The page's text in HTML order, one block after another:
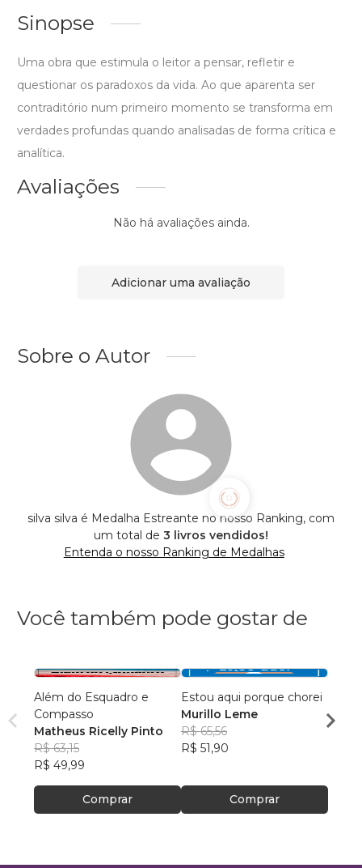
Sinopse
Uma obra que estimula o leitor a pensar, refletir e
questionar os paradoxos da vida. Ao que aparenta ser
contraditório num primeiro momento se transforma em
verdades profundas quando analisadas de forma crítica e
analítica.
Avaliações
Não há avaliações ainda.
Adicionar uma avaliação
Sobre o Autor
silva silva é Medalha Estreante no nosso Ranking, com
um total de 3 livros vendidos!
Entenda o nosso Ranking de Medalhas
Você também pode gostar de
Além do Esquadro e
Compasso
Matheus Ricelly Pinto
R$ 63,15
R$ 49,99
Comprar
Estou aqui porque chorei
Murillo Leme
R$ 65,56
R$ 51,90
Comprar
dos
R$